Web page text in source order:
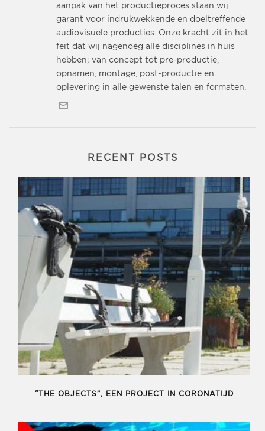
aanpak van het productieproces staan wij
garant voor indrukwekkende en doeltreffende
audiovisuele producties. Onze kracht zit in het
feit dat wij nagenoeg alle disciplines in huis
hebben; van concept tot pre-productie,
opnamen, montage, post-productie en
oplevering in alle gewenste talen en formaten.
RECENT POSTS
“THE OBJECTS”, EEN PROJECT IN CORONATIJD